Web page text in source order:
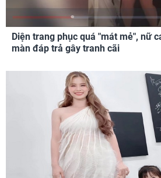
Diện trang phục quá "mát mẻ", nữ
màn đáp trả gây tranh cãi